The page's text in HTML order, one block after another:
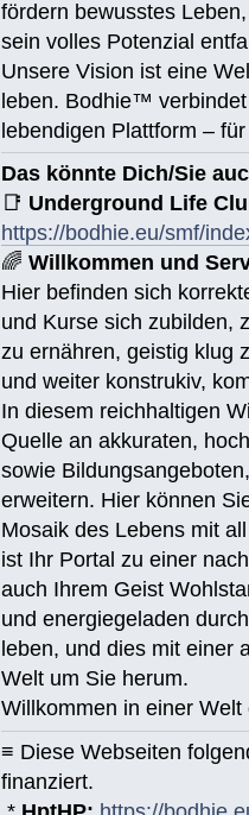
fördern bewusstes
sein volles Potenzial
Unsere Vision ist eine
leben. Bodhie™
lebendigen Plattform –
Das könnte Dich/Sie
📑 Underground Life
https://bodhie.eu/smf/
🌈Willkommen und
Hier befinden sich
und Kurse sich zubilden,
zu ernähren, geistig klug
und weiter konstrukiv,
In diesem reichhaltigen
Quelle an akkuraten,
sowie
erweitern. Hier können
Mosaik des Lebens mit
ist Ihr Portal zu einer
auch Ihrem Geist
und energiegeladen
leben, und dies mit einer
Welt um Sie herum.
Willkommen in einer
≡ Diese Webseiten
finanziert.